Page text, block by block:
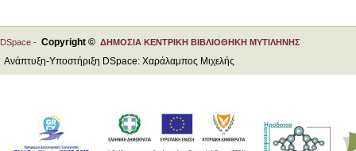
DSpace - Copyright © ΔΗΜΟΣΙΑ ΚΕΝΤΡΙΚΗ ΒΙΒΛΙΟΘΗΚΗ ΜΥΤΙΛΗΝΗΣ
Ανάπτυξη-Υποστήριξη DSpace: Χαράλαμπος Μιχελής